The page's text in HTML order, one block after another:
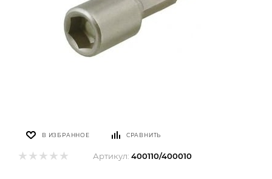
В ИЗБРАННОЕ СРАВНИТЬ
Артикул: 400110/400010